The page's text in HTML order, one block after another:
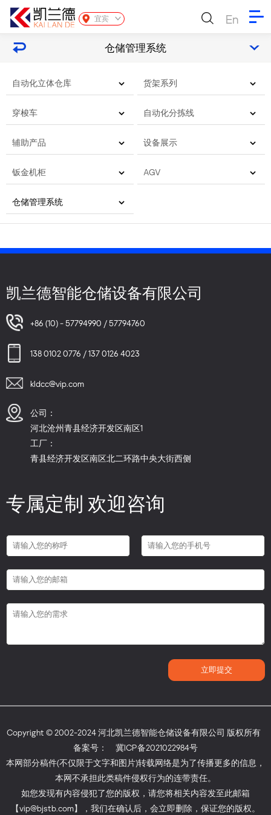
宜宾 En
仓储管理系统
自动化立体仓库 货架系列
穿梭车 自动化分拣线
辅助产品 设备展示
钣金机柜 AGV
仓储管理系统
凯兰德智能仓储设备有限公司
+86 (10) - 57794990 / 57794760
138 0102 0776 / 137 0126 4023
kldcc@vip.com
公司：
河北沧州青县经济开发区南区1
工厂：
青县经济开发区南区北二环路中央大街西侧
专属定制 欢迎咨询
Copyright © 2002-2024 河北凯兰德智能仓储设备有限公司 版权所有
备案号：
冀ICP备2021022984号
本网部分稿件(不仅限于文字和图片)转载网络是为了传播更多的信息，
本网不承担此类稿件侵权行为的连带责任。
如您发现有内容侵犯了您的版权，请您将相关内容发至此邮箱
【vip@bjstb.com】，我们在确认后，会立即删除，保证您的版权。